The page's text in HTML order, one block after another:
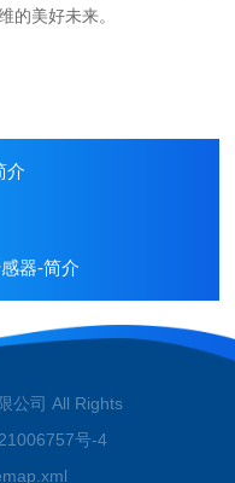
的美好未来。
介
器-简介
公司 All Rights
号-4